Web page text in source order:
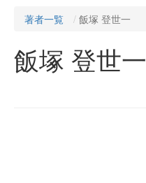
著者一覧 飯塚 登世一
飯塚 登世一